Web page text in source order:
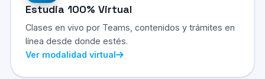
Estudia 100% Virtual
Clases en vivo por Teams, contenidos y trámites en
línea desde donde estés.
Ver modalidad virtual